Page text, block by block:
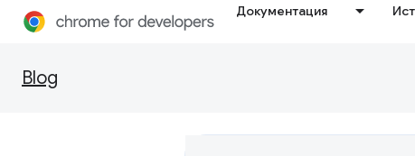
Документация
Blog